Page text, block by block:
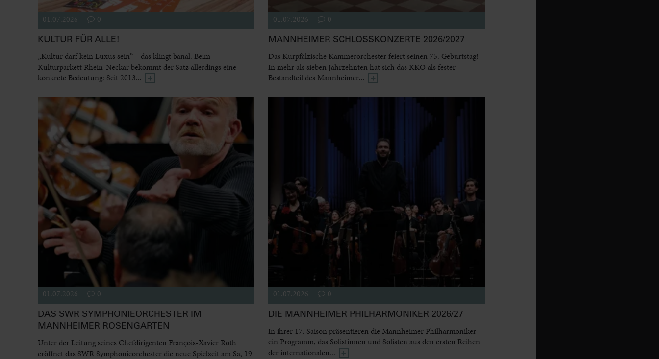
01.07.2026 0
KULTUR FÜR ALLE!
„Kultur darf kein Luxus sein“ – das klingt banal. Beim
Kulturparkett Rhein-Neckar bekommt der Satz allerdings eine
konkrete Bedeutung: Seit 2013...
01.07.2026 0
MANNHEIMER SCHLOSSKONZERTE 2026/2027
Das Kurpfälzische Kammerorchester feiert seinen 75. Geburtstag!
In mehr als sieben Jahrzehnten hat sich das KKO als fester
Bestandteil des Mannheimer...
01.07.2026 0
DAS SWR SYMPHONIEORCHESTER IM
MANNHEIMER ROSENGARTEN
Unter der Leitung seines Chefdirigenten François-Xavier Roth
eröffnet das SWR Symphonieorchester die neue Spielzeit am Sa, 19.
01.07.2026 0
DIE MANNHEIMER PHILHARMONIKER 2026/27
In ihrer 17. Saison präsentieren die Mannheimer Philharmoniker
ein Programm, das Solistinnen und Solisten aus den ersten Reihen
der internationalen...